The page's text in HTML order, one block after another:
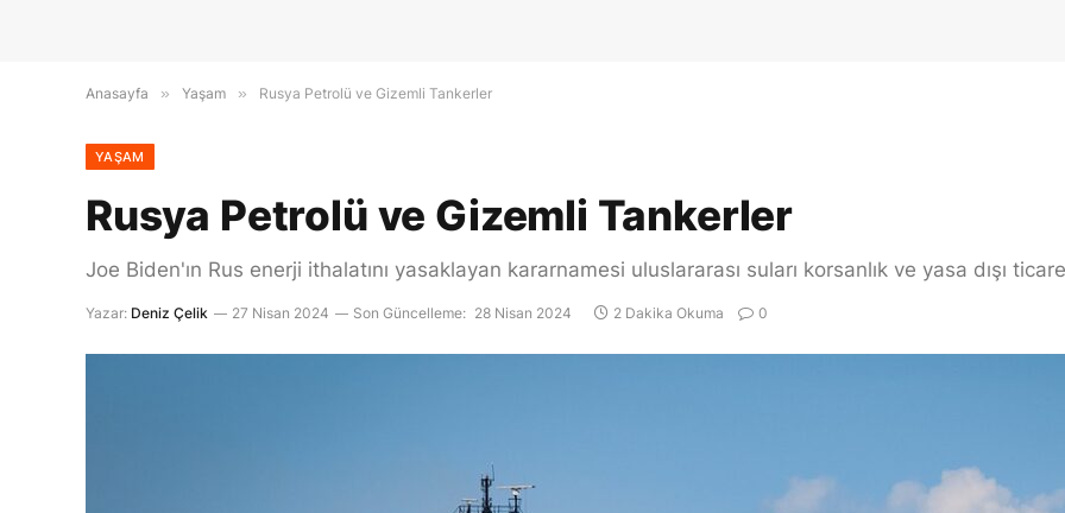
Anasayfa » Yaşam » Rusya Petrolü ve Gizemli Tankerler
YAŞAM
Rusya Petrolü ve Gizemli Tankerler
Joe Biden'ın Rus enerji ithalatını yasaklayan kararnamesi uluslararası suları korsanlık ve yasa dışı
Yazar: Deniz Çelik 27 Nisan 2024 Son Güncelleme: 28 Nisan 2024 2 Dakika Okuma 0